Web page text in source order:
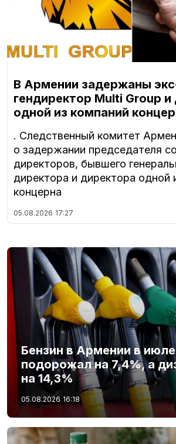
В Армении задержаны
гендиректор Multi Group и
одной из компаний
. Следственный комитет
о задержании председателя
директоров, бывшего
директора и директора одной
концерна
05.08.2026 17:27
Бензин в Армении в июле
подорожал на 7,4%, а
на 14,3%
05.08.2026 16:18